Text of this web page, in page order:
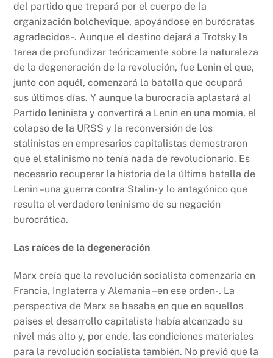
del partido que trepará por el cuerpo de la
organización bolchevique, apoyándose en burócratas
agradecidos-. Aunque el destino dejará a Trotsky la
tarea de profundizar teóricamente sobre la naturaleza
de la degeneración de la revolución, fue Lenin el que,
junto con aquél, comenzará la batalla que ocupará
sus últimos días. Y aunque la burocracia aplastará al
Partido leninista y convertirá a Lenin en una momia, el
colapso de la URSS y la reconversión de los
stalinistas en empresarios capitalistas demostraron
que el stalinismo no tenía nada de revolucionario. Es
necesario recuperar la historia de la última batalla de
Lenin –una guerra contra Stalin- y lo antagónico que
resulta el verdadero leninismo de su negación
burocrática.
Las raíces de la degeneración
Marx creía que la revolución socialista comenzaría en
Francia, Inglaterra y Alemania –en ese orden-. La
perspectiva de Marx se basaba en que en aquellos
países el desarrollo capitalista había alcanzado su
nivel más alto y, por ende, las condiciones materiales
para la revolución socialista también. No previó que la